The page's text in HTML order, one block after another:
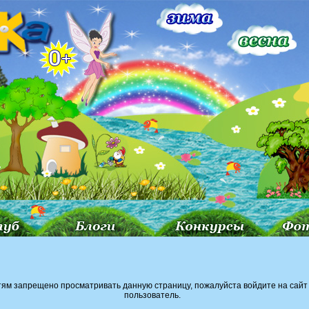
запрещено просматривать данную страницу, пожалуйста войдите на сайт
пользователь.